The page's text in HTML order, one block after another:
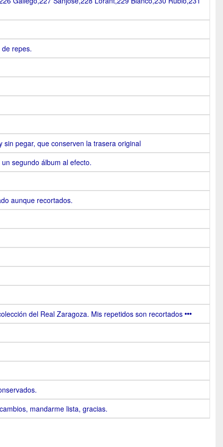
repes.
pegar, que conserven la trasera original
segundo álbum al efecto.
aunque recortados.
del Real Zaragoza. Mis repetidos son recortados
mandarme lista, gracias.